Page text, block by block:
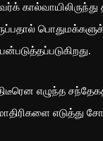
எழுந்த
எடுத்து